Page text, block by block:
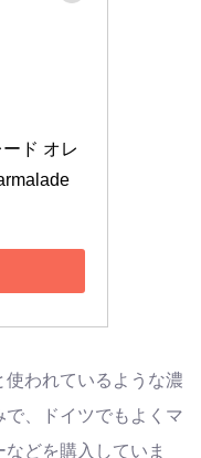
ド オレ
われているような濃
、ドイツでもよくマ
どを購入していま